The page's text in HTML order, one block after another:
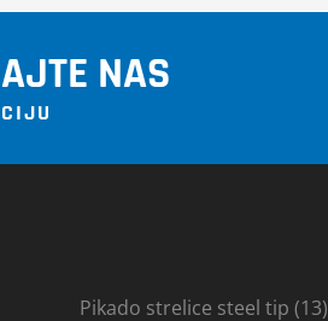
NAS
Pikado strelice steel tip (13)